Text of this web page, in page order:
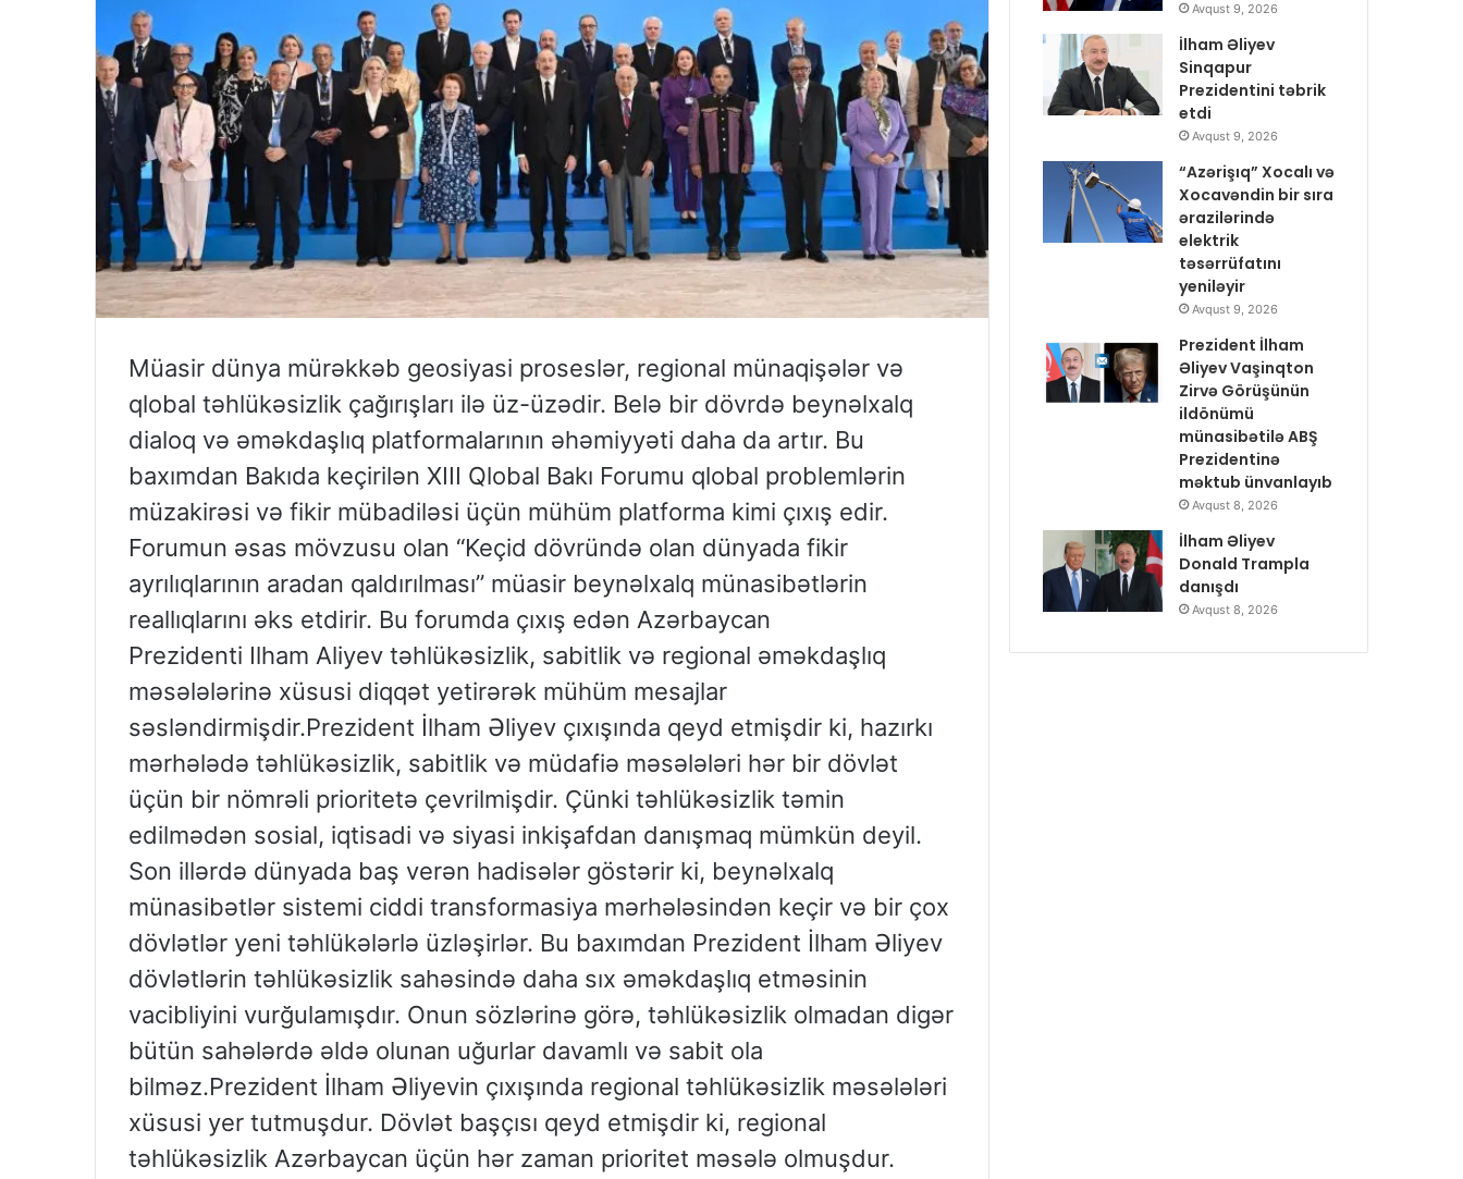
Müasir dünya mürəkkəb geosiyasi proseslər, regional münaqişələr və
qlobal təhlükəsizlik çağırışları ilə üz-üzədir. Belə bir dövrdə beynəlxalq
dialoq və əməkdaşlıq platformalarının əhəmiyyəti daha da artır. Bu
baxımdan Bakıda keçirilən XIII Qlobal Bakı Forumu qlobal problemlərin
müzakirəsi və fikir mübadiləsi üçün mühüm platforma kimi çıxış edir.
Forumun əsas mövzusu olan “Keçid dövründə olan dünyada fikir
ayrılıqlarının aradan qaldırılması” müasir beynəlxalq münasibətlərin
reallıqlarını əks etdirir. Bu forumda çıxış edən Azərbaycan
Prezidenti Ilham Aliyev təhlükəsizlik, sabitlik və regional əməkdaşlıq
məsələlərinə xüsusi diqqət yetirərək mühüm mesajlar
səsləndirmişdir.Prezident İlham Əliyev çıxışında qeyd etmişdir ki, hazırkı
mərhələdə təhlükəsizlik, sabitlik və müdafiə məsələləri hər bir dövlət
üçün bir nömrəli prioritetə çevrilmişdir. Çünki təhlükəsizlik təmin
edilmədən sosial, iqtisadi və siyasi inkişafdan danışmaq mümkün deyil.
Son illərdə dünyada baş verən hadisələr göstərir ki, beynəlxalq
münasibətlər sistemi ciddi transformasiya mərhələsindən keçir və bir çox
dövlətlər yeni təhlükələrlə üzləşirlər. Bu baxımdan Prezident İlham Əliyev
dövlətlərin təhlükəsizlik sahəsində daha sıx əməkdaşlıq etməsinin
vacibliyini vurğulamışdır. Onun sözlərinə görə, təhlükəsizlik olmadan digər
bütün sahələrdə əldə olunan uğurlar davamlı və sabit ola
bilməz.Prezident İlham Əliyevin çıxışında regional təhlükəsizlik məsələləri
xüsusi yer tutmuşdur. Dövlət başçısı qeyd etmişdir ki, regional
təhlükəsizlik Azərbaycan üçün hər zaman prioritet məsələ olmuşdur.
Avqust 9, 2026
İlham Əliyev
Sinqapur
Prezidentini təbrik
etdi
Avqust 9, 2026
“Azərişıq” Xocalı və
Xocavəndin bir sıra
ərazilərində
elektrik
təsərrüfatını
yeniləyir
Avqust 9, 2026
Prezident İlham
Əliyev Vaşinqton
Zirvə Görüşünün
ildönümü
münasibətilə ABŞ
Prezidentinə
məktub ünvanlayıb
Avqust 8, 2026
İlham Əliyev
Donald Trampla
danışdı
Avqust 8, 2026